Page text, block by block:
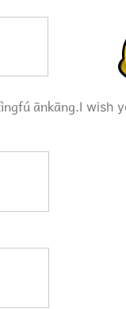
ānkāng.I wish